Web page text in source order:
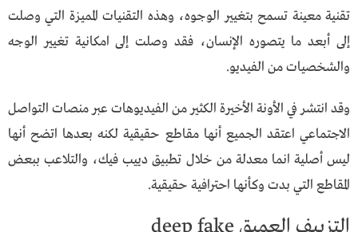
تقنية معينة تسمح بتغيير الوجوه، وهذه التقنيات المميزة التي وصلت
إلى أبعد ما يتصوره الإنسان، فقد وصلت إلى امكانية تغيير الوجه
والشخصيات من الفيديو.
وقد انتشر في الأونة الأخيرة الكثير من الفيديوهات عبر منصات التواصل
الاجتماعي اعتقد الجميع أنها مقاطع حقيقية لكنه بعدها اتضح أنها
ليس أصلية انما معدلة من خلال تطبيق دييب فيك، والتلاعب ببعض
المقاطع التي بدت وكأنها احترافية حقيقية.
التزييف العميق deep fake